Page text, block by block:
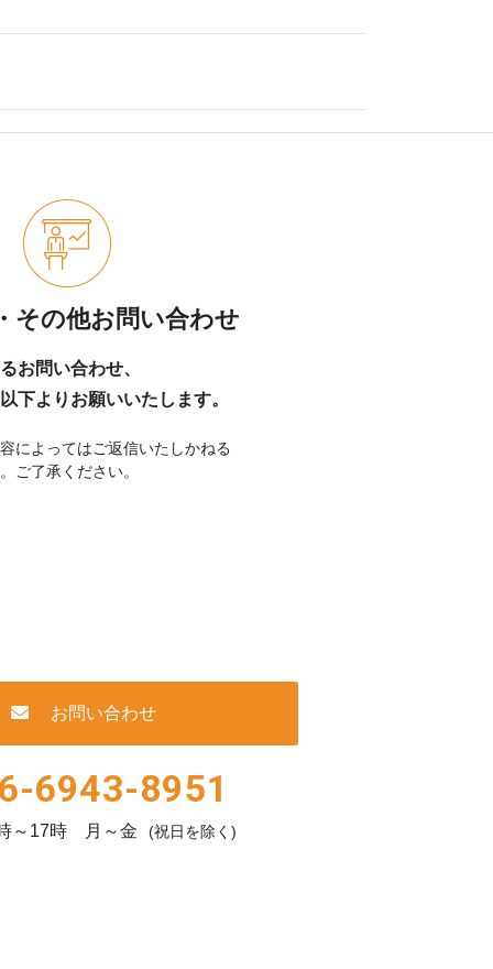
その他お問い合わせ
お問い合わせ、
下よりお願いいたします。
によってはご返信いたしかねる
ご了承ください。
お問い合わせ
6943-8951
～17時 月～金 (祝日を除く)